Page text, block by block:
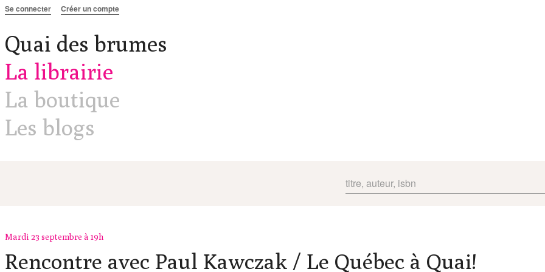
Aller au contenu
Se connecter Créer un compte
La librairie
La boutique
Les blogs
Quai des brumes
Mardi 23 septembre à 19h
Rencontre avec Paul Kawczak / Le Québec à Quai!